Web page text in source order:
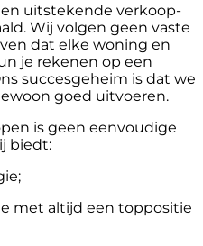
uitstekende verkoop-
Wij volgen geen vaste
dat elke woning en
je rekenen op een
succesgeheim is dat we
goed uitvoeren.
is geen eenvoudige
biedt:
met altijd een toppositie